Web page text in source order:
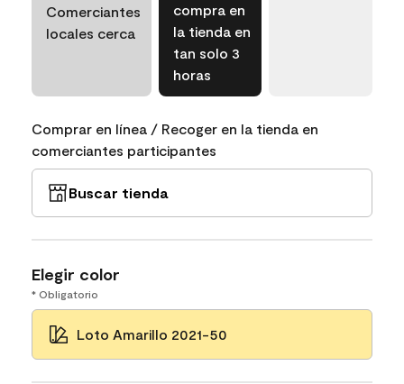
Comerciantes
locales cerca
compra en
la tienda en
tan solo 3
horas
Comprar en línea / Recoger en la tienda en
comerciantes participantes
Buscar tienda
Elegir color
* Obligatorio
Loto Amarillo 2021-50